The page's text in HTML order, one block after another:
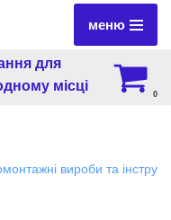
меню
для
місці
0
вироби та